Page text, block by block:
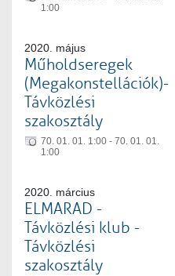
1:00
2020. május
Műholdseregek
(Megakonstellációk)-
Távközlési
szakosztály
70. 01. 01. 1:00 - 70. 01. 01.
1:00
2020. március
ELMARAD -
Távközlési klub -
Távközlési
szakosztály